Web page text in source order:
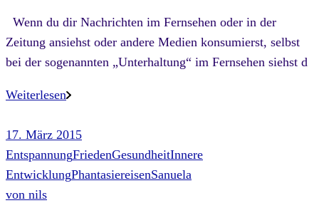
Wenn du dir Nachrichten im Fernsehen oder in der
Zeitung ansiehst oder andere Medien konsumierst, selbst
bei der sogenannten „Unterhaltung“ im Fernsehen siehst d
Weiterlesen
17. März 2015
EntspannungFriedenGesundheitInnere
EntwicklungPhantasiereisenSanuela
von nils